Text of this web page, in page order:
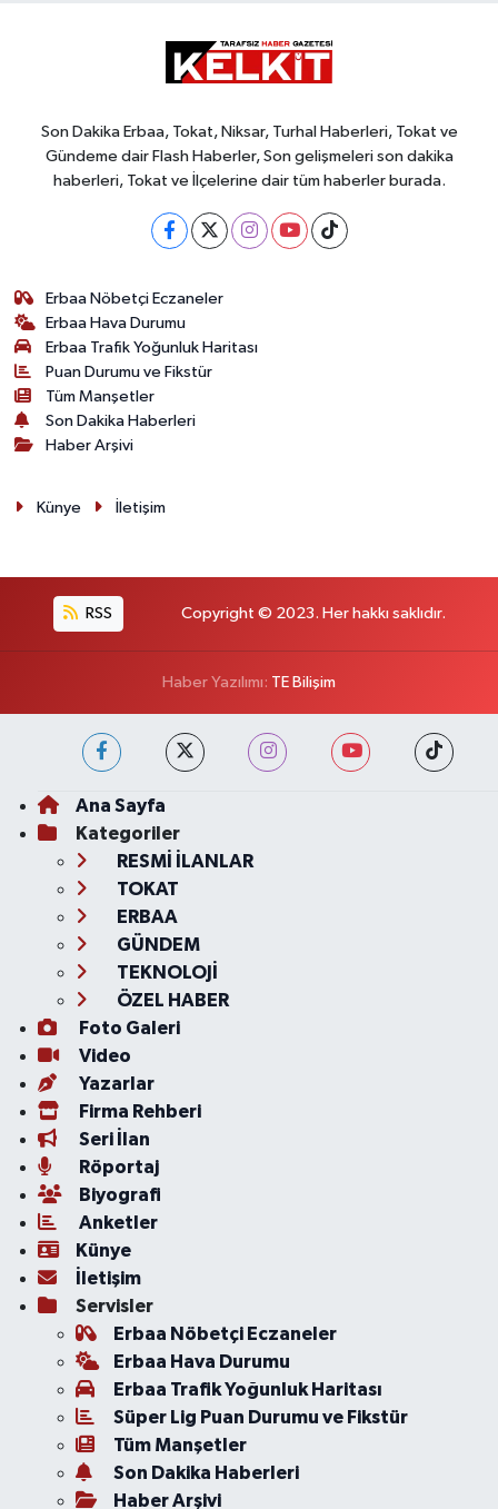
Son Dakika Erbaa, Tokat, Niksar, Turhal Haberleri, Tokat ve
Gündeme dair Flash Haberler, Son gelişmeleri son dakika
haberleri, Tokat ve İlçelerine dair tüm haberler burada.
Erbaa Nöbetçi Eczaneler
Erbaa Hava Durumu
Erbaa Trafik Yoğunluk Haritası
Puan Durumu ve Fikstür
Tüm Manşetler
Son Dakika Haberleri
Haber Arşivi
Künye İletişim
RSS Copyright © 2023. Her hakkı saklıdır.
Haber Yazılımı: TE Bilişim
Ana Sayfa
Kategoriler
RESMİ İLANLAR
TOKAT
ERBAA
GÜNDEM
TEKNOLOJİ
ÖZEL HABER
Foto Galeri
Video
Yazarlar
Firma Rehberi
Seri İlan
Röportaj
Biyografi
Anketler
Künye
İletişim
Servisler
Erbaa Nöbetçi Eczaneler
Erbaa Hava Durumu
Erbaa Trafik Yoğunluk Haritası
Süper Lig Puan Durumu ve Fikstür
Tüm Manşetler
Son Dakika Haberleri
Haber Arşivi